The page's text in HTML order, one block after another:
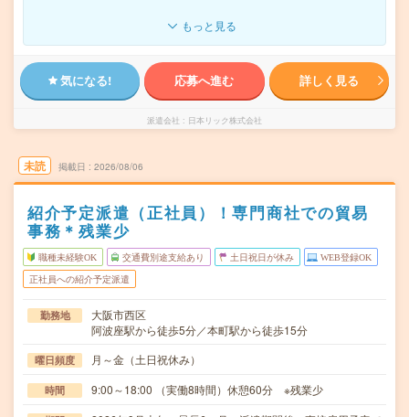
もっと見る
気になる! 応募へ進む 詳しく見る
派遣会社 日本リック株式会社
未読 掲載日 2026/08/06
紹介予定派遣（正社員）！専門商社での貿易
事務＊残業少
職種未経験OK 交通費別途支給あり 土日祝日が休み WEB登録OK
正社員への紹介予定派遣
勤務地
大阪市西区
阿波座駅から徒歩5分／本町駅から徒歩15分
曜日頻度 月～金（土日祝休み）
時間 9:00～18:00 （実働8時間）休憩60分 ※残業少